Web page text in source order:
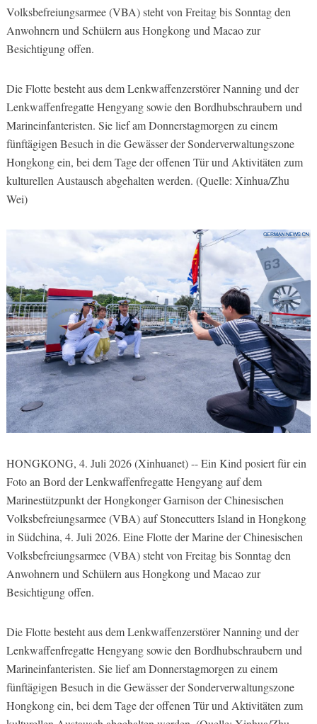
Volksbefreiungsarmee (VBA) steht von Freitag bis Sonntag den
Anwohnern und Schülern aus Hongkong und Macao zur
Besichtigung offen.
Die Flotte besteht aus dem Lenkwaffenzerstörer Nanning und der
Lenkwaffenfregatte Hengyang sowie den Bordhubschraubern und
Marineinfanteristen. Sie lief am Donnerstagmorgen zu einem
fünftägigen Besuch in die Gewässer der Sonderverwaltungszone
Hongkong ein, bei dem Tage der offenen Tür und Aktivitäten zum
kulturellen Austausch abgehalten werden. (Quelle: Xinhua/Zhu
Wei)
HONGKONG, 4. Juli 2026 (Xinhuanet) -- Ein Kind posiert für ein
Foto an Bord der Lenkwaffenfregatte Hengyang auf dem
Marinestützpunkt der Hongkonger Garnison der Chinesischen
Volksbefreiungsarmee (VBA) auf Stonecutters Island in Hongkong
in Südchina, 4. Juli 2026. Eine Flotte der Marine der Chinesischen
Volksbefreiungsarmee (VBA) steht von Freitag bis Sonntag den
Anwohnern und Schülern aus Hongkong und Macao zur
Besichtigung offen.
Die Flotte besteht aus dem Lenkwaffenzerstörer Nanning und der
Lenkwaffenfregatte Hengyang sowie den Bordhubschraubern und
Marineinfanteristen. Sie lief am Donnerstagmorgen zu einem
fünftägigen Besuch in die Gewässer der Sonderverwaltungszone
Hongkong ein, bei dem Tage der offenen Tür und Aktivitäten zum